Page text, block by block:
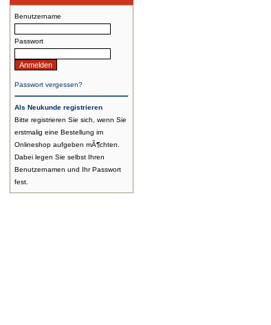
Benutzername
Passwort
Passwort vergessen?
Als Neukunde registrieren
Bitte registrieren Sie sich, wenn Sie
erstmalig eine Bestellung im
Onlineshop aufgeben mÃ¶chten.
Dabei legen Sie selbst Ihren
Benutzernamen und Ihr Passwort
fest.